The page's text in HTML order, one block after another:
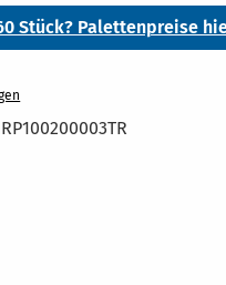
Stück? Palettenpreise